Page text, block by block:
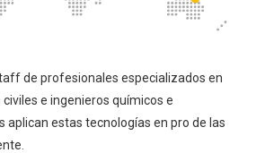
de profesionales especializados en
e ingenieros químicos e
aplican estas tecnologías en pro de las